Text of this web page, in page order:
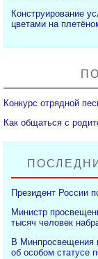
Конструирование
цветами на
Конкурс отрядной
Как общаться с
Президент России
Министр
тысяч человек
В Минпросвещения
об особом статусе